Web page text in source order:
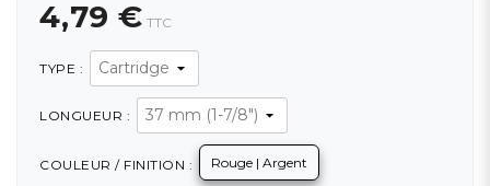
4,79 € TTC
TYPE :
LONGUEUR :
COULEUR / FINITION : Rouge | Argent